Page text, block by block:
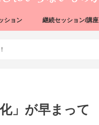
ション 継続セッション/講座
」が早まって